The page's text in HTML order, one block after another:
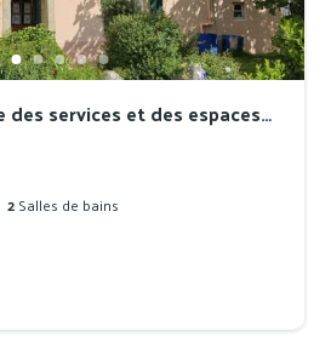
des services et des espaces
2 Salles de bains